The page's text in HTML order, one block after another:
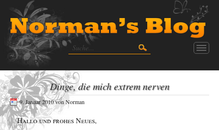
Dinge, die mich extrem nerven
9. Januar 2010vonNorman
Hallo und frohes Neues,